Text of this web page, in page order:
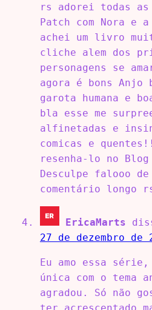
rs adorei todas as
Patch com Nora e
achei um livro
cliche alem dos
personagens se
agora é bons Anjo
garota humana e
bla esse me
alfinetadas e
comicas e
resenha-lo no
Desculpe falooo
comentário longo
EricaMarts
27 de dezembro de
Eu amo essa
única com o tema
agradou. Só não
ter acrescentado